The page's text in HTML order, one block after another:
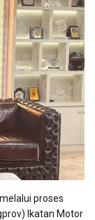
proses
Ikatan Motor